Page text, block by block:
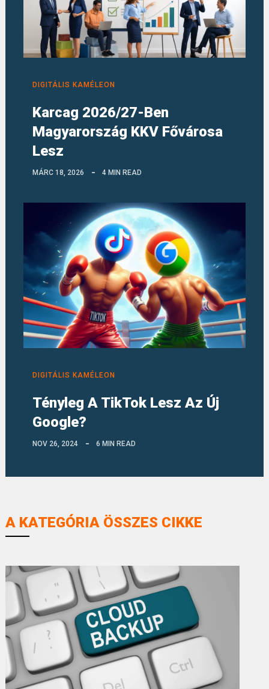
DIGITÁLIS KAMÉLEON
Karcag 2026/27-Ben
Magyarország KKV Fővárosa
Lesz
MÁRC 18, 2026 4 MIN READ
DIGITÁLIS KAMÉLEON
Tényleg A TikTok Lesz Az Új
Google?
NOV 26, 2024 6 MIN READ
A KATEGÓRIA ÖSSZES CIKKE